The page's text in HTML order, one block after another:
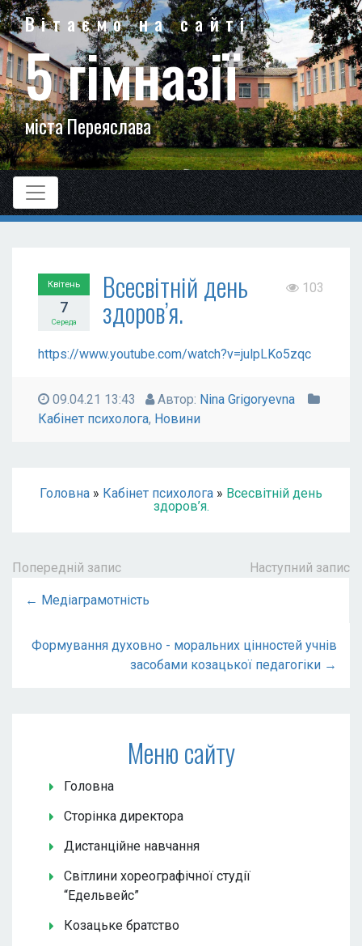
Вітаємо на сайті
5 гімназії
міста Переяслава
Квітень
7
Середа
Всесвітній день
здоров’я.
103
https://www.youtube.com/watch?v=julpLKo5zqc
09.04.21 13:43 Автор: Nina Grigoryevna
Кабінет психолога, Новини
Головна » Кабінет психолога » Всесвітній день
здоров’я.
Попередній запис Наступний запис
← Медіаграмотність
Формування духовно - моральних цінностей учнів
засобами козацької педагогіки →
Меню сайту
Головна
Сторінка директора
Дистанційне навчання
Світлини хореографічної студії
“Едельвейс”
Козацьке братство